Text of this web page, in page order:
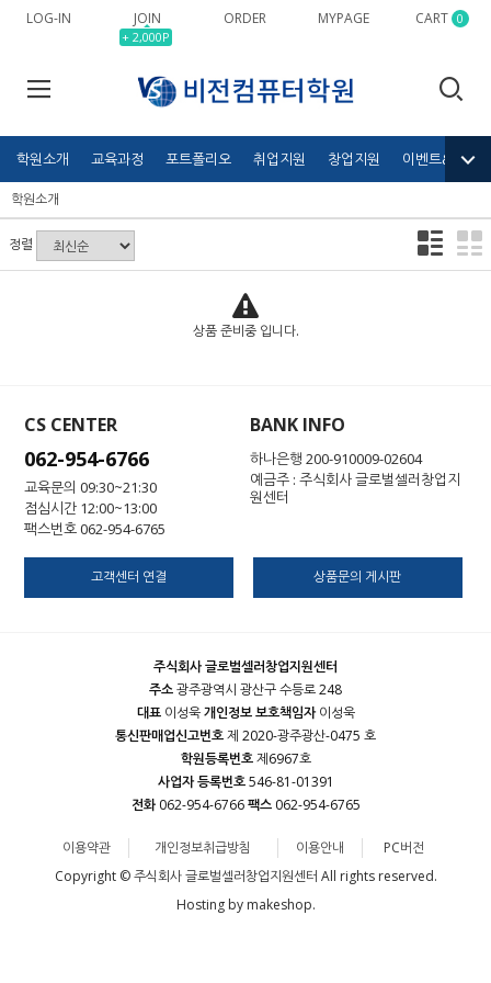
LOG-IN JOIN
+ 2,000P
ORDER MYPAGE CART 0
학원소개 교육과정 포트폴리오 취업지원 창업지원 이벤트&공모전
학원소개
정렬
상품 준비중 입니다.
CS CENTER
062-954-6766
교육문의 09:30~21:30
점심시간 12:00~13:00
팩스번호 062-954-6765
BANK INFO
하나은행 200-910009-02604
예금주 : 주식회사 글로벌셀러창업지
원센터
고객센터 연결 상품문의 게시판
주식회사 글로벌셀러창업지원센터
주소광주광역시 광산구 수등로 248
대표이성욱개인정보 보호책임자이성욱
통신판매업신고번호제 2020-광주광산-0475 호
학원등록번호제6967호
사업자 등록번호546-81-01391
전화062-954-6766팩스062-954-6765
이용약관 개인정보취급방침 이용안내
PC버전
Copyright © 주식회사 글로벌셀러창업지원센터 All rights reserved.
Hosting by makeshop.